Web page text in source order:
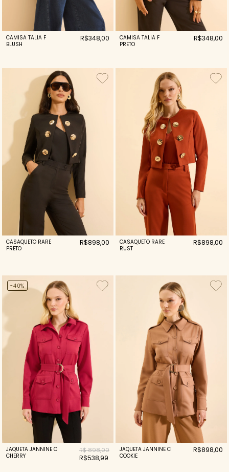
CAMISA TALIA F
BLUSH
R$348,00
CAMISA TALIA F
PRETO
R$348,00
CASAQUETO RARE
PRETO
R$898,00
CASAQUETO RARE
RUST
R$898,00
-40%
JAQUETA JANNINE C
CHERRY
R$ 898,00
R$538,99
JAQUETA JANNINE C
COOKIE
R$898,00